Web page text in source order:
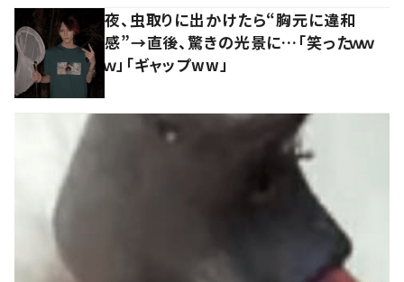
夜、虫取りに出かけたら“胸元に違和
感”→直後、驚きの光景に…「笑ったｗｗ
ｗ」「ギャップww」